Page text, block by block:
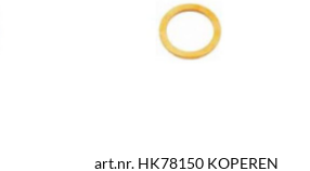
art.nr. HK78150 KOPEREN